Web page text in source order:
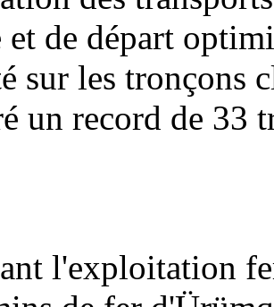
de départ
sur les
un record de 33
l'exploitation